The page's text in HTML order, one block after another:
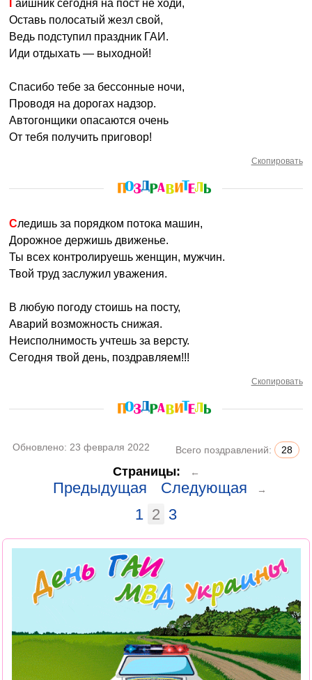
Гаишник сегодня на пост не ходи,
Оставь полосатый жезл свой,
Ведь подступил праздник ГАИ.
Иди отдыхать — выходной!
Спасибо тебе за бессонные ночи,
Проводя на дорогах надзор.
Автогонщики опасаются очень
От тебя получить приговор!
Скопировать
Следишь за порядком потока машин,
Дорожное держишь движенье.
Ты всех контролируешь женщин, мужчин.
Твой труд заслужил уважения.
В любую погоду стоишь на посту,
Аварий возможность снижая.
Неисполнимость учтешь за версту.
Сегодня твой день, поздравляем!!!
Скопировать
Обновлено: 23 февраля 2022 Всего поздравлений: 28
Страницы: ←
Предыдущая Следующая →
1 2 3